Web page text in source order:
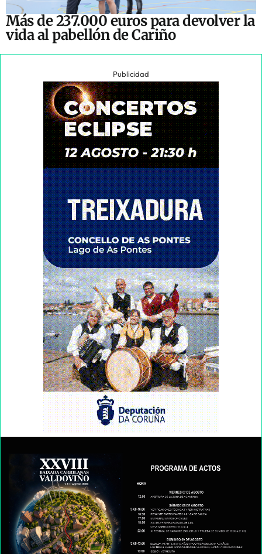
Más de 237.000 euros para devolver la
vida al pabellón de Cariño
Publicidad